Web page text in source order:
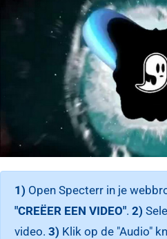
1) Open Specterr in je
"CREËER EEN VIDEO". 2)
video. 3) Klik op de "Audio"